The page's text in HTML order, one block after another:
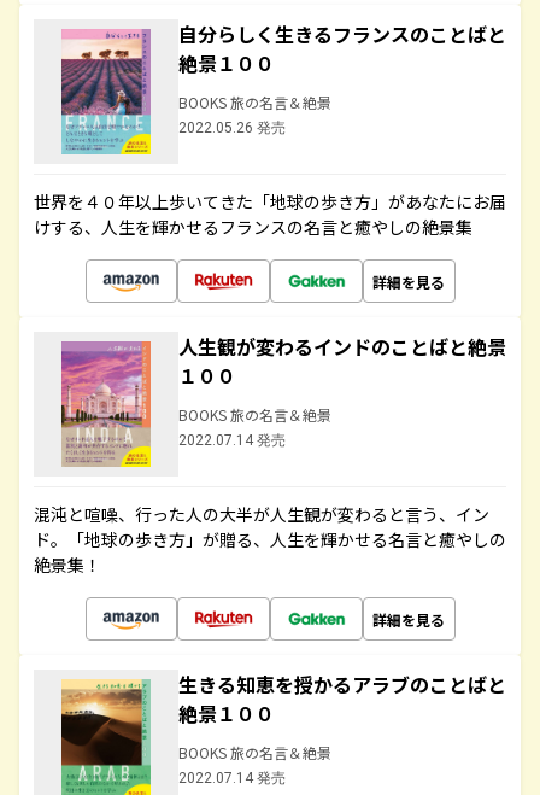
自分らしく生きるフランスのことばと
絶景１００
BOOKS 旅の名言＆絶景
2022.05.26 発売
世界を４０年以上歩いてきた「地球の歩き方」があなたにお届
けする、人生を輝かせるフランスの名言と癒やしの絶景集
詳細を見る
人生観が変わるインドのことばと絶景
１００
BOOKS 旅の名言＆絶景
2022.07.14 発売
混沌と喧噪、行った人の大半が人生観が変わると言う、イン
ド。「地球の歩き方」が贈る、人生を輝かせる名言と癒やしの
絶景集！
詳細を見る
生きる知恵を授かるアラブのことばと
絶景１００
BOOKS 旅の名言＆絶景
2022.07.14 発売